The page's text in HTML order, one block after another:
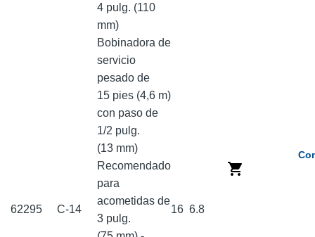
4 pulg. (110
mm)
62295 C-14
Bobinadora de
servicio
pesado de
15 pies (4,6 m)
con paso de
1/2 pulg.
(13 mm)
Recomendado
para
acometidas de
3 pulg.
16 6.8